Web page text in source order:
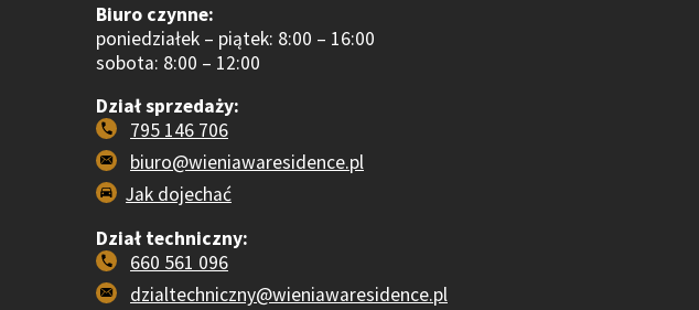
Biuro czynne:
poniedziałek – piątek: 8:00 – 16:00
sobota: 8:00 – 12:00
Dział sprzedaży:
795 146 706
biuro@wieniawaresidence.pl
Jak dojechać
Dział techniczny:
660 561 096
dzialtechniczny@wieniawaresidence.pl